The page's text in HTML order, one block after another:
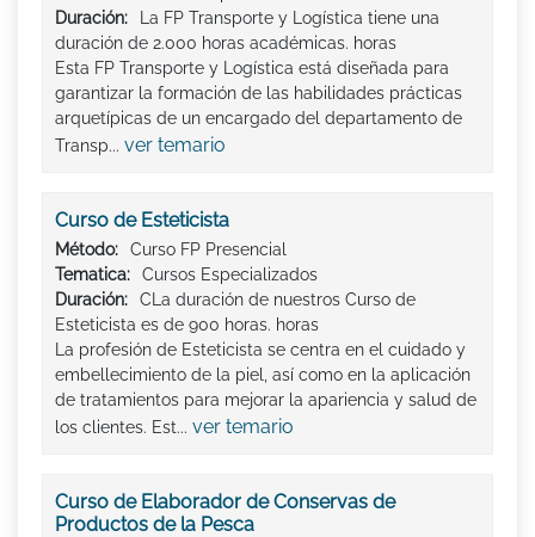
Duración:
La FP Transporte y Logística tiene una
duración de 2.000 horas académicas. horas
Esta FP Transporte y Logística está diseñada para
garantizar la formación de las habilidades prácticas
arquetípicas de un encargado del departamento de
Transp... ver temario
Curso de Esteticista
Método:
Curso FP Presencial
Tematica:
Cursos Especializados
Duración:
CLa duración de nuestros Curso de
Esteticista es de 900 horas. horas
La profesión de Esteticista se centra en el cuidado y
embellecimiento de la piel, así como en la aplicación
de tratamientos para mejorar la apariencia y salud de
los clientes. Est... ver temario
Curso de Elaborador de Conservas de
Productos de la Pesca